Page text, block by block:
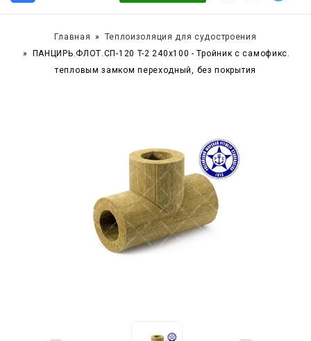
Главная
Теплоизоляция для судостроения
ПАНЦИРЬ.ФЛОТ.СП-120 T-2 240x100 - Тройник c самофикс.
тепловым замком переходный, без покрытия